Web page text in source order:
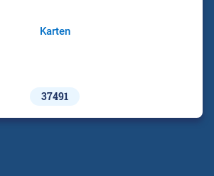
Karten
37491